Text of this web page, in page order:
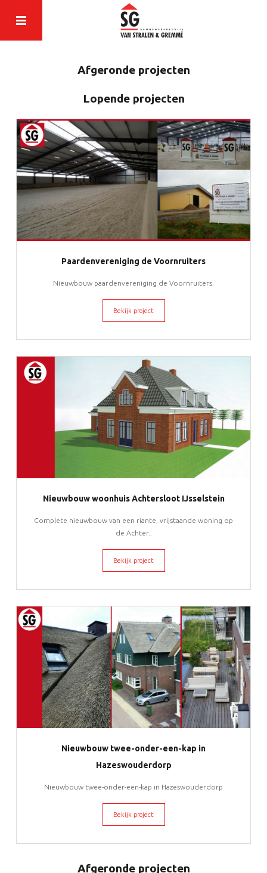
Afgeronde projecten
Lopende projecten
Paardenvereniging de Voornruiters
Nieuwbouw paardenvereniging de Voornruiters.
Bekijk project
Nieuwbouw woonhuis Achtersloot IJsselstein
Complete nieuwbouw van een riante, vrijstaande woning op
de Achter..
Bekijk project
Nieuwbouw twee-onder-een-kap in
Hazeswouderdorp
Nieuwbouw twee-onder-een-kap in Hazeswouderdorp
Bekijk project
Afgeronde projecten